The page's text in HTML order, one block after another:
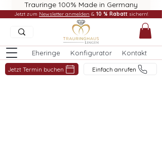
Trauringe 100% Made in Germany
Eheringe Konfigurator Kontakt
Jetzt Termin buchen Einfach anrufen
Jetzt zum Newsletter anmelden & 10 % Rabatt sichern!